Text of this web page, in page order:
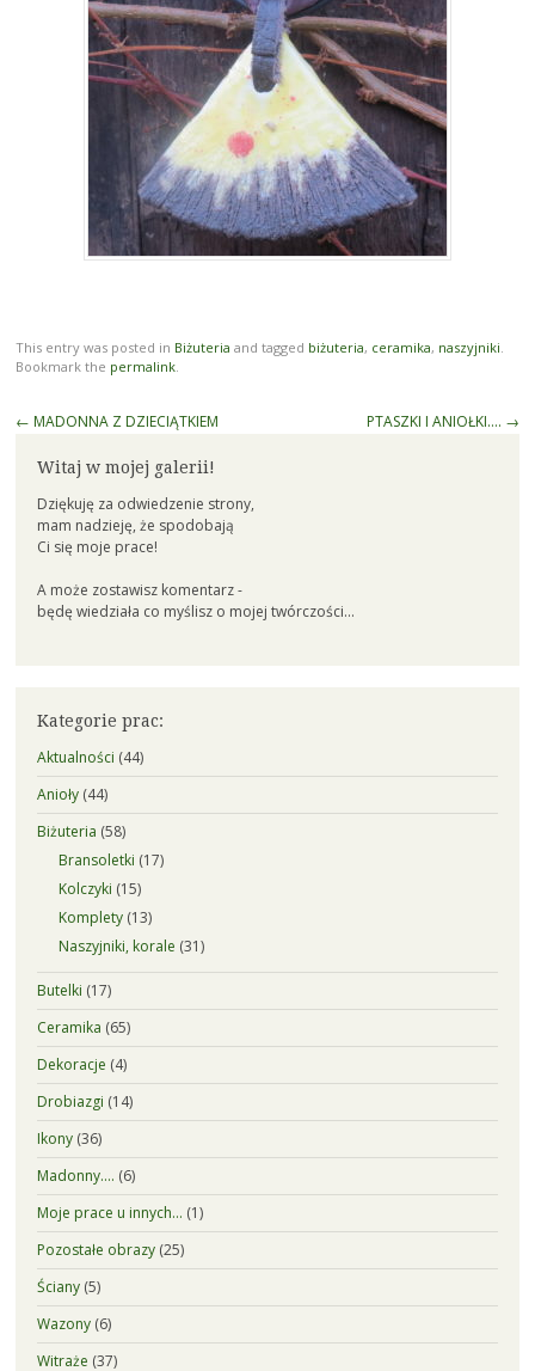
This entry was posted in Biżuteria and tagged biżuteria, ceramika, naszyjniki
Bookmark the permalink.
Post
← MADONNA Z DZIECIĄTKIEM PTASZKI I ANIOŁKI…. →
Witaj w mojej galerii!
Dziękuję za odwiedzenie strony,
mam nadzieję, że spodobają
Ci się moje prace!
A może zostawisz komentarz -
będę wiedziała co myślisz o mojej twórczości...
Kategorie prac:
Aktualności (44)
Anioły(44)
Biżuteria (58)
Bransoletki (17)
Kolczyki (15)
Komplety(13)
Naszyjniki, korale (31)
Butelki (17)
Ceramika (65)
Dekoracje (4)
Drobiazgi (14)
Ikony(36)
Madonny…. (6)
Moje prace u innych… (1)
Pozostałe obrazy(25)
Ściany(5)
Wazony(6)
Witraże (37)